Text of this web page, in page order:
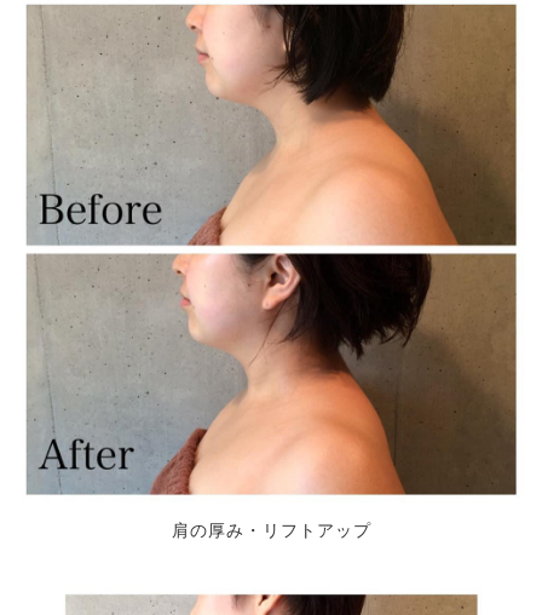
肩の厚み・リフトアップ